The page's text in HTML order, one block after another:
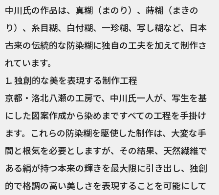
中川氏の作品は、真糊（まのり）、蒔糊（まきの
り）、糸目糊、白付糊、一珍糊、写し糊など、日本
古来の伝統的な防染糊に独自の工夫を加えて制作さ
れています。
1. 独創的な美を表現する制作工程
京都・洛北八瀬の工房で、中川氏一人が、写生を基
にした図案作成から染めまですべての工程を手掛け
ます。これらの防染糊を駆使した制作は、大変な手
間と根気を必要としますが、その結果、天然繊維で
ある絹が持つ本来の輝きを最大限に引き出し、独創
的で格調の高い美しさを表現することを可能にして